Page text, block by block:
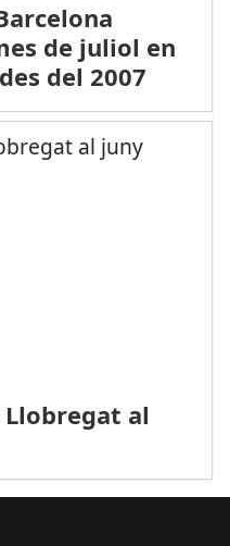
de juliol en
del 2007
al